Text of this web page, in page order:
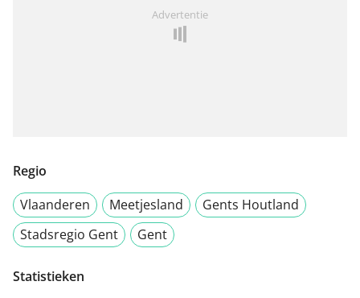
Advertentie
Regio
Vlaanderen
Meetjesland
Gents Houtland
Stadsregio Gent
Gent
Statistieken